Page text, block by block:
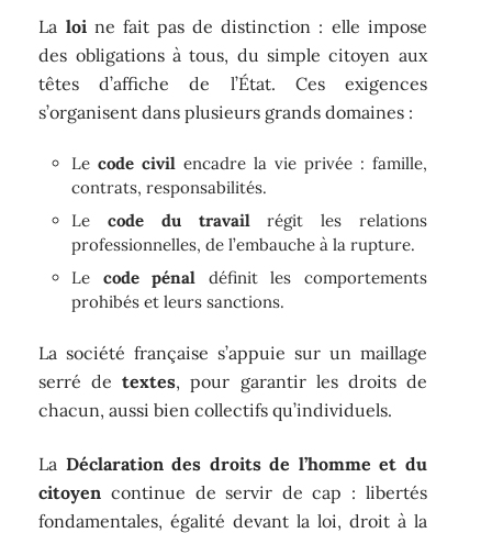
La loine fait pas de distinction : elle impose
des obligations à tous, du simple citoyen aux
têtes d’affiche de l’État. Ces exigences
s’organisent dans plusieurs grands domaines :
Lecode civil encadre la vie privée : famille,
contrats, responsabilités.
Lecode du travailrégit les relations
professionnelles, de l’embauche à la rupture.
Le code pénal définit les comportements
prohibés et leurs sanctions.
La société française s’appuie sur un maillage
serré detextes, pour garantir les droits de
chacun, aussi bien collectifs qu’individuels.
La Déclaration des droits de l’homme et du
citoyen continue de servir de cap : libertés
fondamentales, égalité devant la loi, droit à la